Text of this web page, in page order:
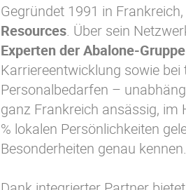
Gegründet 1991 in
Resources. Über sein
Experten der Abalone-Gruppe
Karriereentwicklung sowie
Personalbedarfen –
ganz Frankreich ansässig, im
% lokalen Persönlichkeiten
Besonderheiten genau kennen.